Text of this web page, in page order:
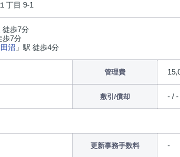
丁目 9-1
徒歩7分
歩7分
沼 」駅 徒歩4分
管理費
敷引/償却 - / -
更新事務手数料